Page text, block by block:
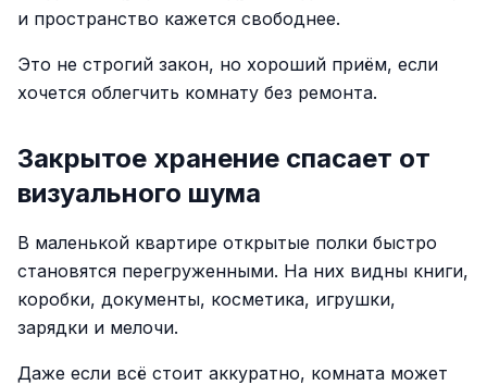
и пространство кажется свободнее.
Это не строгий закон, но хороший приём, если
хочется облегчить комнату без ремонта.
Закрытое хранение спасает от
визуального шума
В маленькой квартире открытые полки быстро
становятся перегруженными. На них видны книги,
коробки, документы, косметика, игрушки,
зарядки и мелочи.
Даже если всё стоит аккуратно, комната может